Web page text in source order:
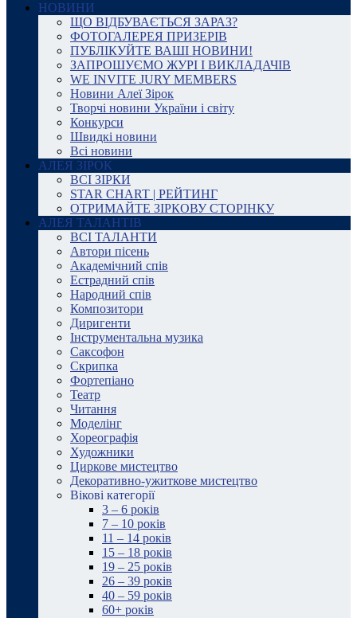
НОВИНИ
ЩО ВІДБУВАЄТЬСЯ ЗАРАЗ?
ФОТОГАЛЕРЕЯ ПРИЗЕРІВ
ПУБЛІКУЙТЕ ВАШІ НОВИНИ!
ЗАПРОШУЄМО ЖУРІ І ВИКЛАДАЧІВ
WE INVITE JURY MEMBERS
Новини Алеї Зірок
Творчі новини України і світу
Конкурси
Швидкі новини
Всі новини
АЛЕЯ ЗІРОК
ВСІ ЗІРКИ
STAR CHART | РЕЙТИНГ
ОТРИМАЙТЕ ЗІРКОВУ СТОРІНКУ
АЛЕЯ ТАЛАНТІВ
ВСІ ТАЛАНТИ
Автори пісень
Академічний спів
Естрадний спів
Народний спів
Композитори
Диригенти
Інструментальна музика
Саксофон
Скрипка
Фортепіано
Театр
Читання
Моделінг
Хореографія
Художники
Циркове мистецтво
Декоративно-ужиткове мистецтво
Вікові категорії
3 – 6 років
7 – 10 років
11 – 14 років
15 – 18 років
19 – 25 років
26 – 39 років
40 – 59 років
60+ років